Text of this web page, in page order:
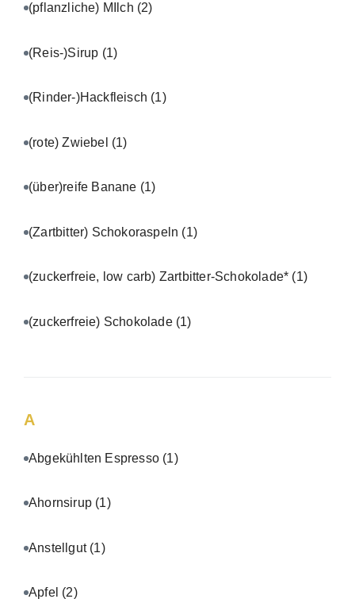
(pflanzliche) MIlch (2)
(Reis-)Sirup (1)
(Rinder-)Hackfleisch (1)
(rote) Zwiebel (1)
(über)reife Banane (1)
(Zartbitter) Schokoraspeln (1)
(zuckerfreie, low carb) Zartbitter-Schokolade* (1)
(zuckerfreie) Schokolade (1)
A
Abgekühlten Espresso (1)
Ahornsirup (1)
Anstellgut (1)
Apfel (2)